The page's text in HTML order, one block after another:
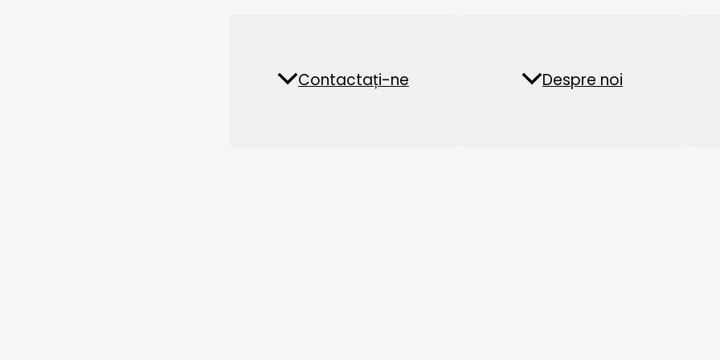
Fabrică de hrană pentru
Fabrica de peleți din
biomasă
Instalație de
furaje acvatice
Noutăți Întrebări frecvente
Contactați-ne Despre noi